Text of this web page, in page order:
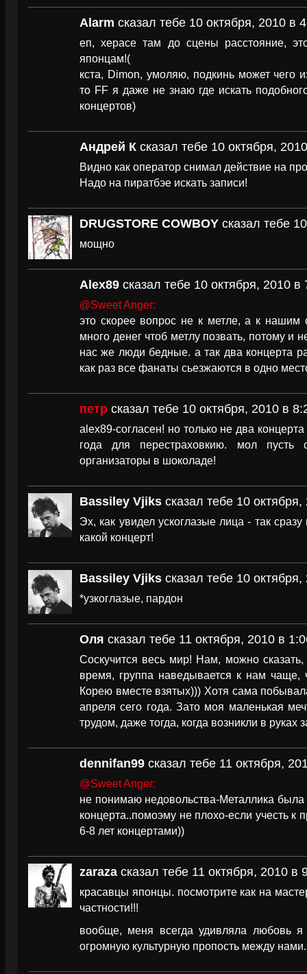
Alarm сказал тебе 10 октября, 2010 в
еп, херасе там до сцены расстояние,
японцам!(
кста, Dimon, умоляю, подкинь может чего
то FF я даже не знаю где искать
концертов)
Андрей К сказал тебе 10 октября,
Видно как оператор снимал действие на
Надо на пиратбэе искать записи!
DRUGSTORE COWBOY сказал тебе
мощно
Alex89 сказал тебе 10 октября, 2010 в
@Sweet Anger:
это скорее вопрос не к метле, а к нашим
много денег чтоб метлу позвать, потому и
нас же люди бедные. а так два концерта
как раз все фанаты сьезжаются в одно
петр сказал тебе 10 октября, 2010 в
alex89-согласен! но только не два
года для перестраховкию. мол
организаторы в шоколаде!
Bassiley Vjiks сказал тебе 10
Эх, как увидел ускоглазые лица - так
какой концерт!
Bassiley Vjiks сказал тебе 10
*узкоглазые, пардон
Оля сказал тебе 11 октября, 2010 в
Соскучится весь мир! Нам, можно сказать,
время, группа наведывается к нам
Корею вместе взятых))) Хотя сама
апреля сего года. Зато моя маленькая
трудом, даже тогда, когда возникли в руках
dennifan99 сказал тебе 11 октября,
@Sweet Anger:
не понимаю недовольства-Металлика была
концерта..помоэму не плохо-если учесть к
6-8 лет концертами))
zaraza сказал тебе 11 октября, 2010 в
красавцы японцы. посмотрите как на
частности!!!
вообще, меня всегда удивляла любовь я
огромную культурную пропость между